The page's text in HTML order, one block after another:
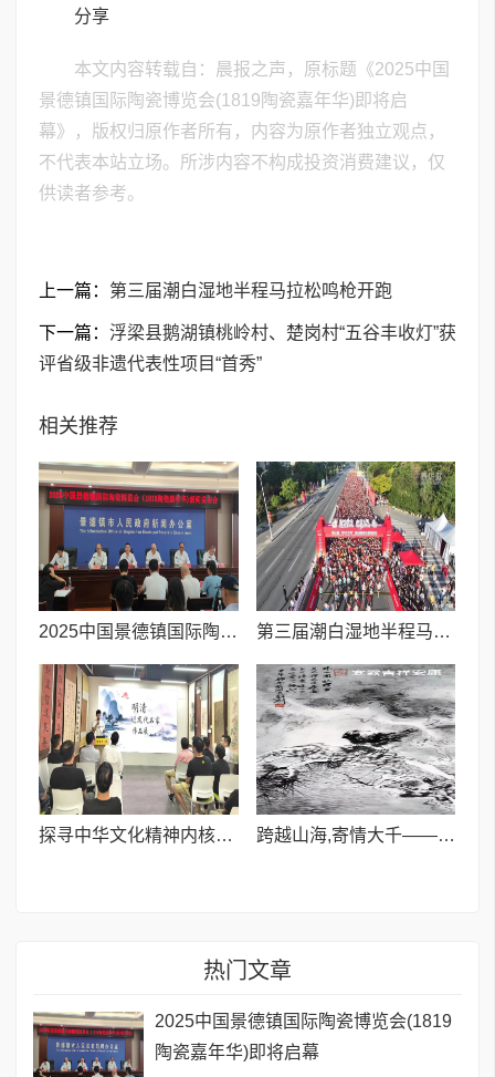
分享
本文内容转载自：晨报之声，原标题《2025中国
景德镇国际陶瓷博览会(1819陶瓷嘉年华)即将启
幕》，版权归原作者所有，内容为原作者独立观点，
不代表本站立场。所涉内容不构成投资消费建议，仅
供读者参考。
上一篇： 第三届潮白湿地半程马拉松鸣枪开跑
下一篇： 浮梁县鹅湖镇桃岭村、楚岗村“五谷丰收灯”获
评省级非遗代表性项目“首秀”
相关推荐
2025中国景德镇国际陶瓷博览会(1819陶瓷嘉年华)即将启幕 第三届潮白湿地半程马拉松鸣枪开跑
探寻中华文化精神内核的艺术之旅——明清及近现代名家作品展在杭州开幕 跨越山海,寄情大千——韩璐玄境水墨作品展在杭州跨湖桥遗址博物馆开幕
热门文章
2025中国景德镇国际陶瓷博览会(1819
陶瓷嘉年华)即将启幕